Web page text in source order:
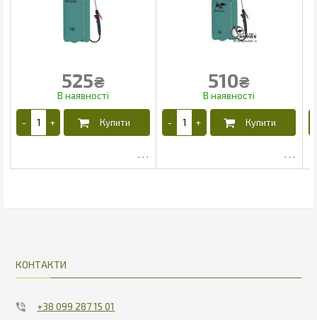
525₴ 510₴
КОНТАКТИ
+38 099 287 15 01